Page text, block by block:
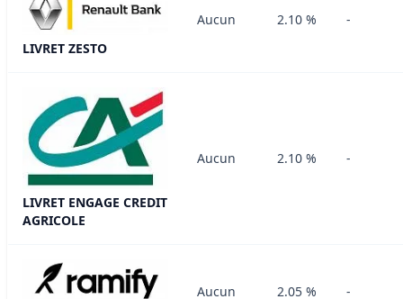
LIVRET ZESTO
Aucun 2.10 % -
LIVRET ENGAGE CREDIT
AGRICOLE
Aucun 2.10 % -
Aucun 2.05 % -